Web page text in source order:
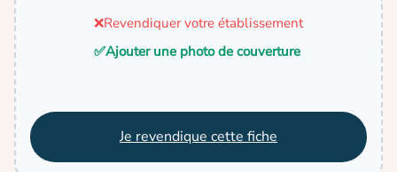
❌Revendiquer votre établissement
✅Ajouter une photo de couverture
Je revendique cette fiche